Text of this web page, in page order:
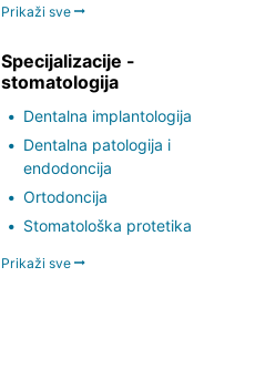
Prikaži sve
Specijalizacije -
stomatologija
Dentalna implantologija
Dentalna patologija i
endodoncija
Ortodoncija
Stomatološka protetika
Prikaži sve